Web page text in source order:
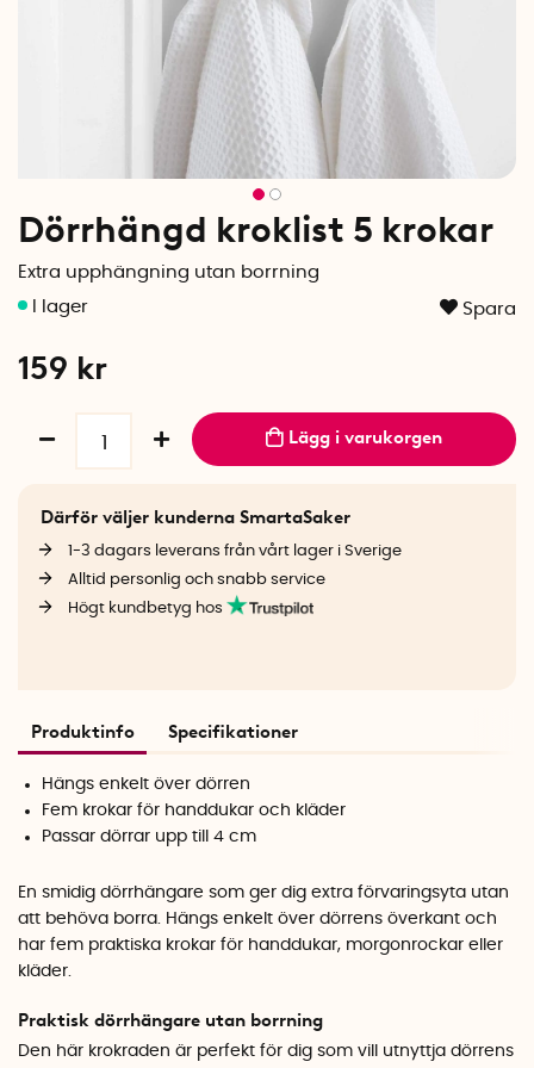
Dörrhängd kroklist 5 krokar
Extra upphängning utan borrning
Spara
159 kr
Lägg i varukorgen
Därför väljer kunderna SmartaSaker
1-3 dagars leverans från vårt lager i Sverige
Alltid personlig och snabb service
Högt kundbetyg hos
Produktinfo Specifikationer
Hängs enkelt över dörren
Fem krokar för handdukar och kläder
Passar dörrar upp till 4 cm
En smidig dörrhängare som ger dig extra förvaringsyta utan
att behöva borra. Hängs enkelt över dörrens överkant och
har fem praktiska krokar för handdukar, morgonrockar eller
kläder.
Praktisk dörrhängare utan borrning
Den här krokraden är perfekt för dig som vill utnyttja dörrens